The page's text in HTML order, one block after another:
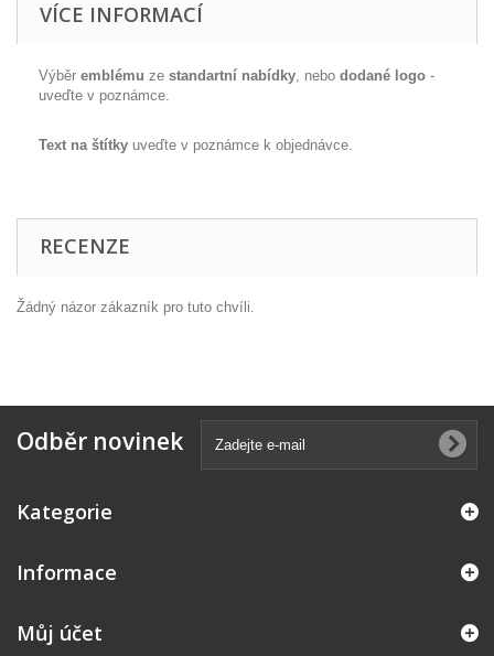
VÍCE INFORMACÍ
Výběr emblému ze standartní nabídky, nebo dodané logo -
uveďte v poznámce.
Text na štítky uveďte v poznámce k objednávce.
RECENZE
Žádný názor zákazník pro tuto chvíli.
Odběr novinek
Kategorie
Informace
Můj účet